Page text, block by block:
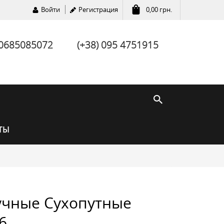
Войти Регистрация 0,00 грн.
(+38) 095 4751915
Сухопутные